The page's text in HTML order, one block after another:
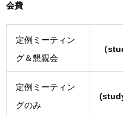
会費
定例ミーティン
グ＆懇親会
（
定例ミーティン
グのみ